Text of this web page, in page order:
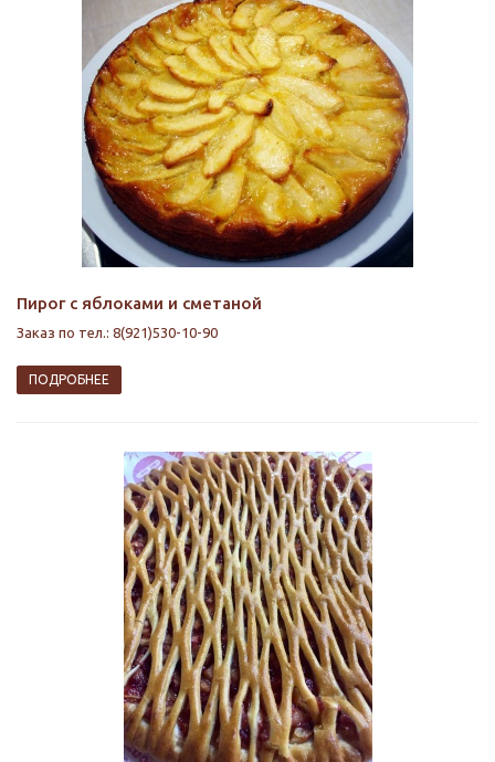
Пирог с яблоками и сметаной
Заказ по тел.: 8(921)530-10-90
ПОДРОБНЕЕ